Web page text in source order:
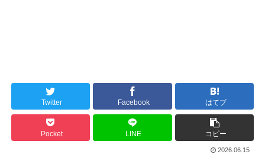
Powered by livedoor 相互RSS
Twitter Facebook はてブ
Pocket LINE コピー
2026.06.15